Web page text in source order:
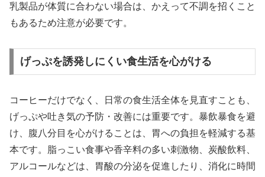
乳製品が体質に合わない場合は、かえって不調を招くこと
もあるため注意が必要です。
げっぷを誘発しにくい食生活を心がける
コーヒーだけでなく、日常の食生活全体を見直すことも、
げっぷや吐き気の予防・改善には重要です。暴飲暴食を避
け、腹八分目を心がけることは、胃への負担を軽減する基
本です。脂っこい食事や香辛料の多い刺激物、炭酸飲料、
アルコールなどは、胃酸の分泌を促進したり、消化に時間